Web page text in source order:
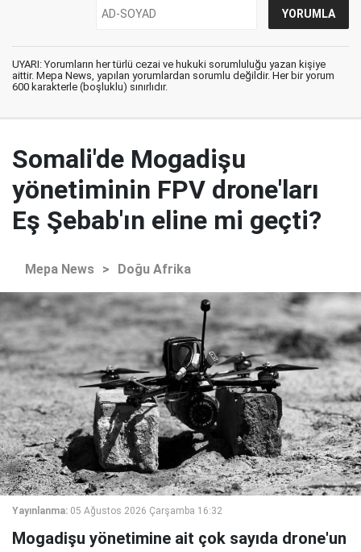
UYARI: Yorumların her türlü cezai ve hukuki sorumluluğu yazan kişiye
aittir. Mepa News, yapılan yorumlardan sorumlu değildir. Her bir yorum
600 karakterle (boşluklu) sınırlıdır.
Somali'de Mogadişu
yönetiminin FPV drone'ları
Eş Şebab'ın eline mi geçti?
Mepa News > Doğu Afrika
Yayınlanma: 05 Ağustos 2026 Çarşamba 16:32
Mogadişu yönetimine ait çok sayıda drone'un